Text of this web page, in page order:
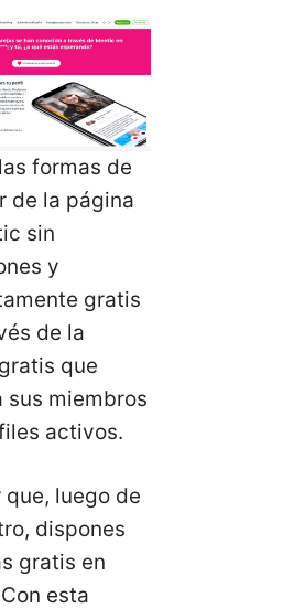
formas de
de la página
sin
y
gratis
de la
que
sus miembros
activos.
que, luego de
dispones
gratis en
esta